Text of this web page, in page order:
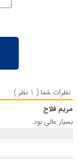
نظرات شما ( 1 نظر )
مریم فلاح
بسیار عالی بود